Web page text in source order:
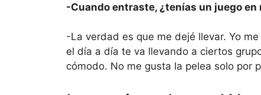
-Cuando entraste, ¿tenías un juego en
-La verdad es que me dejé llevar. Yo
el día a día te va llevando a ciertos
cómodo. No me gusta la pelea solo por